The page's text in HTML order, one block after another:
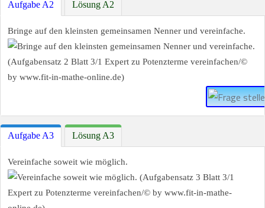
Aufgabe A2 Lösung A2
Bringe auf den kleinsten gemeinsamen Nenner und vereinfache.
Aufgabe A3 Lösung A3
Vereinfache soweit wie möglich.